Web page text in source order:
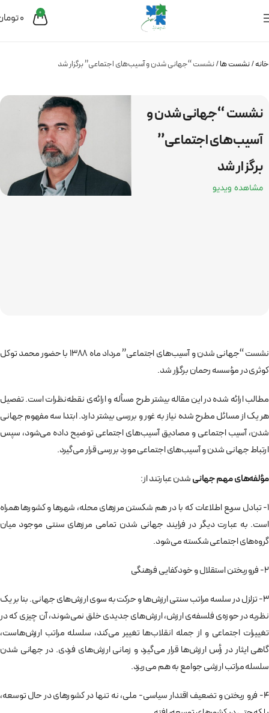
0
0
خانه نشست ها نشست “جهانی شدن و آسیب‌های اجتماعی” برگزار شد
نشست “جهانی شدن و
آسیب‌های اجتماعی”
برگزار شد
مشاهده ویدیو
نشست “جهانی شدن و آسیب‌های اجتماعی” مرداد ماه 1388 با حضور محمد توکل
کوثری در مؤسسه رحمان برگزار شد.
مطالب ارائه شده در این مقاله بیشتر طرح مسأله و ارائه­‌ی نقطه‌نظرات است. تفصیل
هر یک از مسائل مطرح شده نیاز به غور و بررسی بیشتر دارد. ابتدا سه مفهوم جهانی
شدن، آسیب‌ اجتماعی و مصادیق آسیب‌های اجتماعی توضیح داده می‌شود، سپس
ارتباط جهانی شدن و آسیب‌های اجتماعی مورد بررسی قرار می‌گیرد.
مؤلفه‌های مهم جهانیشدن عبارتند از:
1- تبادل سریع اطلاعات که با در هم شکستن مرزهای محله، شهرها و کشورها همراه
است. به عبارت دیگر در فرایند جهانی شدن تمامی مرزهای سنتی موجود میان
گروه‌های اجتماعی شکسته می‌شود.
2- فروریختن استقلال و خودکفایی فرهنگی
3- تزلزل در سلسه مراتب سنتی ارزش‌ها و حرکت به سوی ارزش‌های جهانی. بنا بر یک
نظریه در حوزه‌­ی فلسفه‌ی ارزش، ارزش‌های جدیدی خلق نمی‌شوند، آن چیزی که در
تغییرات اجتماعی و از جمله انقلاب‌ها تغییر می‌کند، سلسله مراتب ارزش‌هاست،
گاهی ایثار در رأس ارزش‌ها قرار می‌گیرد و زمانی ارزش‌های فردی. در جهانی شدن
سلسله مراتب ارزشی جوامع به هم می‌ریزد.
4- فرو ریختن و تضعیف اقتدار سیاسی- ملی، نه تنها در کشورهای در حال توسعه،